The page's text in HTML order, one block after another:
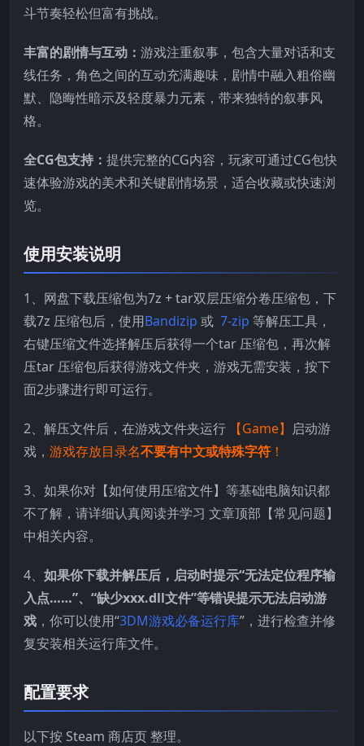
斗节奏轻松但富有挑战。
丰富的剧情与互动： 游戏注重叙事，包含大量对话和支
线任务，角色之间的互动充满趣味，剧情中融入粗俗幽
默、隐晦性暗示及轻度暴力元素，带来独特的叙事风
格。
全CG包支持： 提供完整的CG内容，玩家可通过CG包快
速体验游戏的美术和关键剧情场景，适合收藏或快速浏
览。
使用安装说明
1、网盘下载压缩包为7z + tar双层压缩分卷压缩包，下
载7z 压缩包后，使用Bandizip 或 7-zip 等解压工具，
右键压缩文件选择解压后获得一个tar 压缩包，再次解
压tar 压缩包后获得游戏文件夹，游戏无需安装，按下
面2步骤进行即可运行。
2、解压文件后，在游戏文件夹运行 【Game】 启动游
戏， 游戏存放目录名不要有中文或特殊字符 ！
3、如果你对【如何使用压缩文件】等基础电脑知识都
不了解，请详细认真阅读并学习 文章顶部【常见问题】
中相关内容。
4、 如果你下载并解压后，启动时提示“无法定位程序输
入点……”、“缺少xxx.dll文件”等错误提示无法启动游
戏 ，你可以使用“3DM游戏必备运行库”，进行检查并修
复安装相关运行库文件。
配置要求
以下按 Steam 商店页 整理。